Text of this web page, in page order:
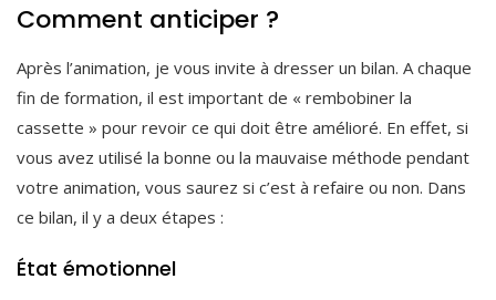
Comment anticiper ?
Après l’animation, je vous invite à dresser un bilan. A chaque
fin de formation, il est important de « rembobiner la
cassette » pour revoir ce qui doit être amélioré. En effet, si
vous avez utilisé la bonne ou la mauvaise méthode pendant
votre animation, vous saurez si c’est à refaire ou non. Dans
ce bilan, il y a deux étapes :
État émotionnel